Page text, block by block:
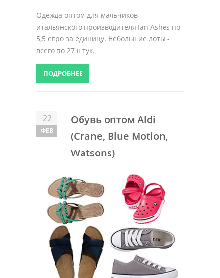
Одежда оптом для мальчиков
итальянского производителя Ian Ashes по
5,5 евро за единицу. Небольшие лоты -
всего по 27 штук.
ПОДРОБНЕЕ
22
ФЕВ
Обувь оптом Aldi
(Crane, Blue Motion,
Watsons)